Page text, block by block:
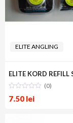
ELITE ANGLING
(0)
7.50 lei